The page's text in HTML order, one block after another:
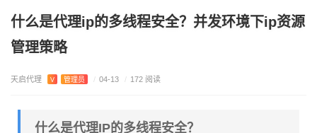
什么是代理ip的多线程安全？并发环境下ip资源
管理策略
天启代理 V 管理员 / 04-13 / 172 阅读
什么是代理IP的多线程安全？